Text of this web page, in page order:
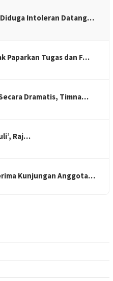
Diduga Intoleran Datang…
Paparkan Tugas dan F…
Dramatis, Timna…
Raj…
Kunjungan Anggota…